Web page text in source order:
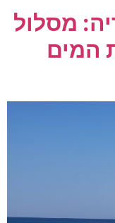
מסלול
המים